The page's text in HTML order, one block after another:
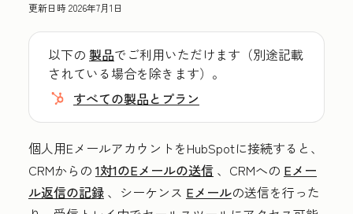
更新日時2026年7月1日
以下の 製品でご利用いただけます（別途記載
されている場合を除きます）。
すべての製品とプラン
個人用EメールアカウントをHubSpotに接続すると、
CRMからの 1対1のEメールの送信 、CRMへの Eメー
ル返信の記録 、シーケンス Eメールの送信を行った